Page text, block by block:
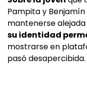
Pampita y
mantenerse alejada
su identidad
mostrarse en
pasó desapercibida.